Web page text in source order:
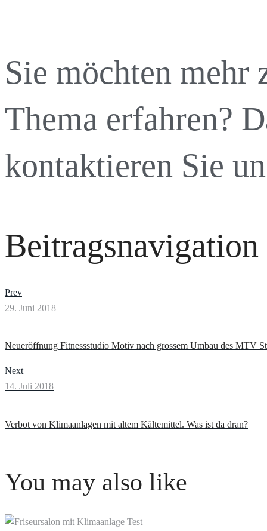
Sie möchten mehr
Thema erfahren?
kontaktieren Sie
Beitragsnavigation
Prev
29. Juni 2018
Neueröffnung Fitnessstudio Motiv nach grossem Umbau des MTV
Next
14. Juli 2018
Verbot von Klimaanlagen mit altem Kältemittel. Was ist da dran?
You may also like